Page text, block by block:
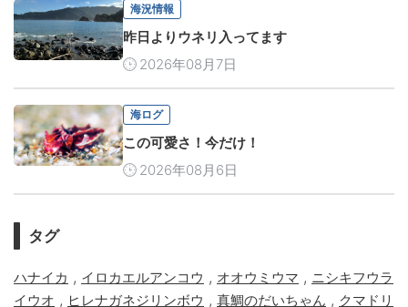
海況情報
昨日よりウネリ入ってます
2026年08月7日
海ログ
この可愛さ！今だけ！
2026年08月6日
タグ
ハナイカ , イロカエルアンコウ , オオウミウマ , ニシキフウラ
イウオ , ヒレナガネジリンボウ , 真鯛のだいちゃん , クマドリ